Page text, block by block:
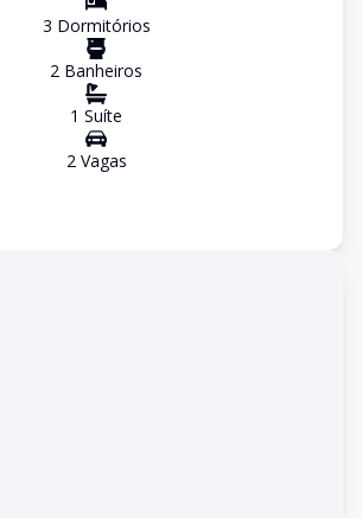
3 Dormitórios
2 Banheiros
1 Suíte
2Vagas